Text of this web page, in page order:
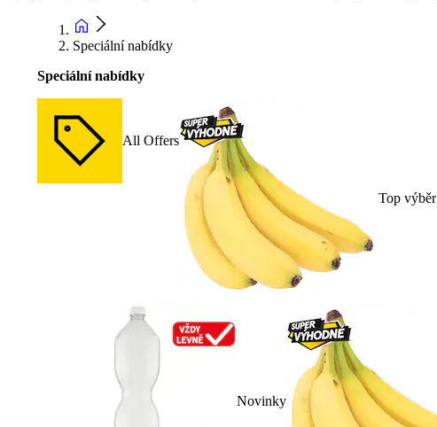
Speciální nabídky
Speciální nabídky
All Offers
Top výběr
Novinky